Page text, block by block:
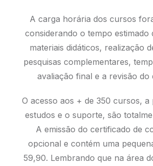
A carga horária dos cursos
considerando o tempo estimado
materiais didáticos, realização
pesquisas complementares,
avaliação final e a revisão do
O acesso aos + de 350 cursos, a
estudos e o suporte, são
A emissão do certificado de
opcional e contém uma
59,90. Lembrando que na área